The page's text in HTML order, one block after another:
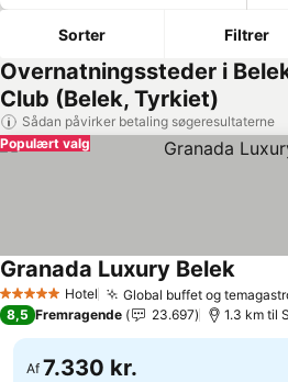
Sorter Filtrer
Overnatningssteder i
Club (Belek, Tyrkiet)
Sådan påvirker betaling søgeresultaterne
Populært valg
5 Stjerner Hotel Global buffet og
Granada Luxury BelekSe
8,5 Fremragende 23.697 1.3 km til
Af 7.330 kr.